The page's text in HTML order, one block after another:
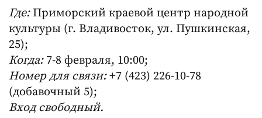
Где:Приморский краевой центр народной
культуры (г. Владивосток, ул. Пушкинская,
25);
Когда:7-8 февраля, 10:00;
Номер для связи:+7 (423) 226-10-78
(добавочный 5);
Вход свободный.